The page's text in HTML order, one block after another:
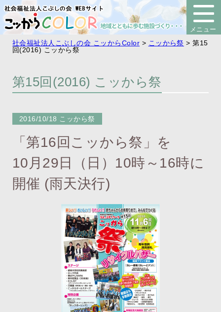
社会福祉法人こぶしの会 こッからColor > こッから祭 >第15
回(2016) こッから祭
第15回(2016) こッから祭
2016/10/18 こッから祭
「第16回こッから祭」を
10月29日（日）10時～16時に
開催 (雨天決行)